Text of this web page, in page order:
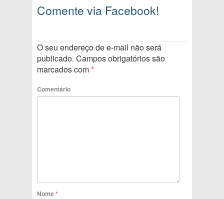
Comente via Facebook!
O seu endereço de e-mail não será
publicado. Campos obrigatórios são
marcados com*
Comentário
Nome*